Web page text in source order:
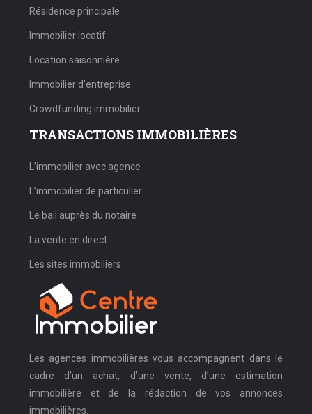
Résidence principale
Immobilier locatif
Location saisonnière
Immobilier d’entreprise
Crowdfunding immobilier
TRANSACTIONS IMMOBILIÈRES
L’immobilier avec agence
L’immobilier de particulier
Le bail auprès du notaire
La vente en direct
Les sites immobiliers
Les agences immobilières vous accompagnent dans le
cadre d’un achat, d’une vente, d’une estimation
immobilière et de la rédaction de vos annonces
immobilières.